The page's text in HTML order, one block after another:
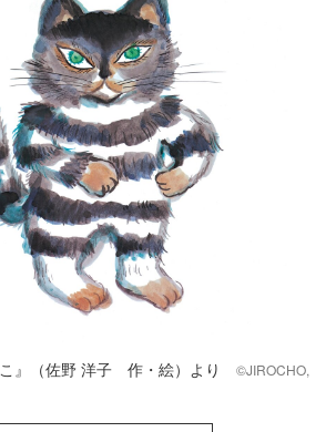
こ』（佐野 洋子 作・絵）より©JIROCHO,